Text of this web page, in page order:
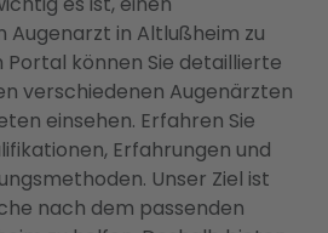
in Altlußheim zu
Portal können Sie detaillierte
verschiedenen Augenärzten
einsehen. Erfahren Sie
Erfahrungen und
Unser Ziel ist
nach dem passenden